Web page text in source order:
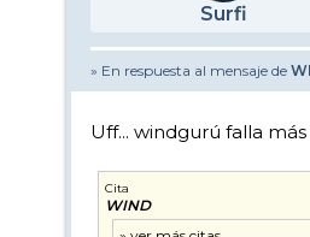
Surfi
» En respuesta al mensaje de
Uff... windgurú falla
Cita
WIND